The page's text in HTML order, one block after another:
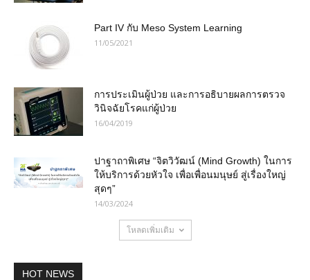
Part IV กับ Meso System Learning
11/05/2021
การประเมินผู้ป่วย และการอธิบายผลการตรวจ
วินิจฉัยโรคแก่ผู้ป่วย
16/04/2019
ปาฐาถาพิเศษ “จิตวิวัฒน์ (Mind Growth) ในการ
ให้บริการด้วยหัวใจ เพื่อเพื่อนมนุษย์ สู่เรื่องใหญ่
สุดๆ”
14/03/2024
โหลดเพิ่มเติม
HOT NEWS